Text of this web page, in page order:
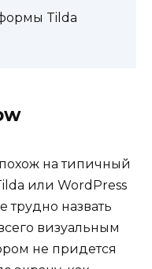
Tilda
на типичный
или WordPress
назвать
визуальным
не придется